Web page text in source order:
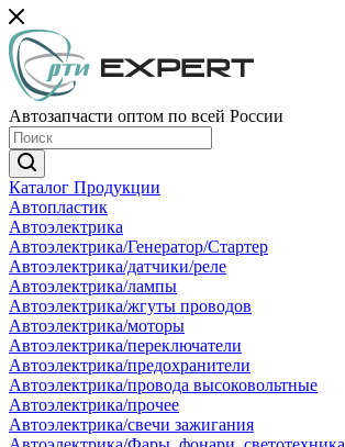
Автозапчасти оптом по всей России
Каталог Продукции
Автопластик
Автоэлектрика
Автоэлектрика/Генератор/Стартер
Автоэлектрика/датчики/реле
Автоэлектрика/лампы
Автоэлектрика/жгуты проводов
Автоэлектрика/моторы
Автоэлектрика/переключатели
Автоэлектрика/предохранители
Автоэлектрика/провода высоковольтные
Автоэлектрика/прочее
Автоэлектрика/свечи зажигания